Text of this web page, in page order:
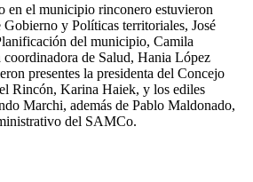
en el municipio rinconero estuvieron
Gobierno y Políticas territoriales, José
del municipio, Camila
de Salud, Hania López
presentes la presidenta del Concejo
Rincón, Karina Haiek, y los ediles
Marchi, además de Pablo Maldonado,
del SAMCo.